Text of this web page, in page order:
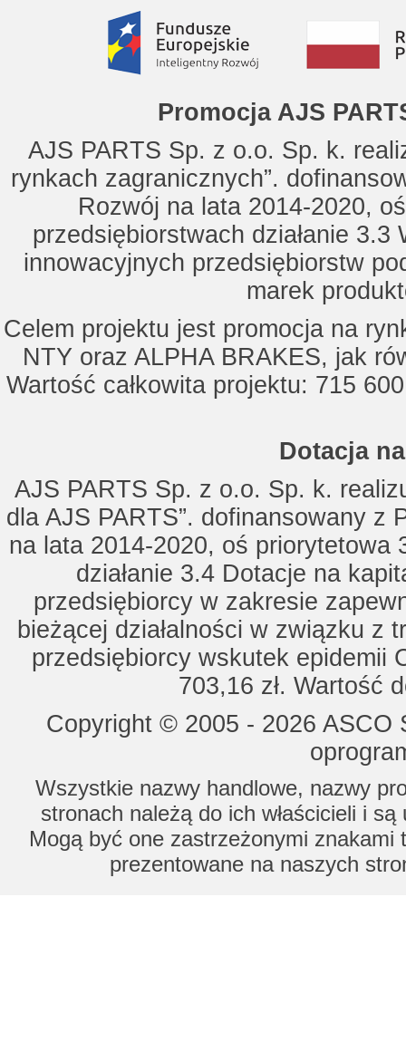
Promocja AJS
AJS PARTS Sp. z o.o. Sp. k.
rynkach zagranicznych”.
Rozwój na lata 2014-2020,
przedsiębiorstwach działanie
innowacyjnych przedsiębiorstw
marek
Celem projektu jest promocja na
NTY oraz ALPHA BRAKES, jak
Wartość całkowita projektu: 715
Dotacja
AJS PARTS Sp. z o.o. Sp. k.
dla AJS PARTS”. dofinansowany z
na lata 2014-2020, oś priorytetowa
działanie 3.4 Dotacje na
przedsiębiorcy w zakresie
bieżącej działalności w związku z
przedsiębiorcy wskutek epidemii
703,16 zł. Wartość
Copyright © 2005 - 2026
Wszystkie nazwy handlowe, nazwy
stronach należą do ich właścicieli i
Mogą być one zastrzeżonymi znakami
prezentowane na naszych